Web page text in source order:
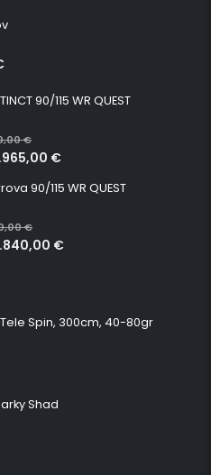
90/115 WR QUEST
€
€
90/115 WR QUEST
€
€
Spin, 300cm, 40-80gr
Shad